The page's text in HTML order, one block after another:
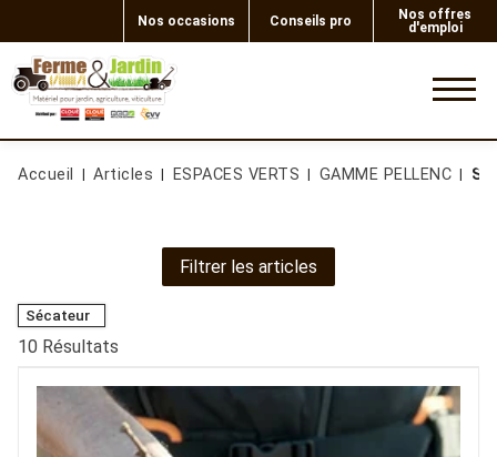
Nos occasions Conseils pro
Nos offres
d'emploi
Accueil Articles ESPACES VERTS GAMME PELLENC
Filtrer les articles
Sécateur
10 Résultats